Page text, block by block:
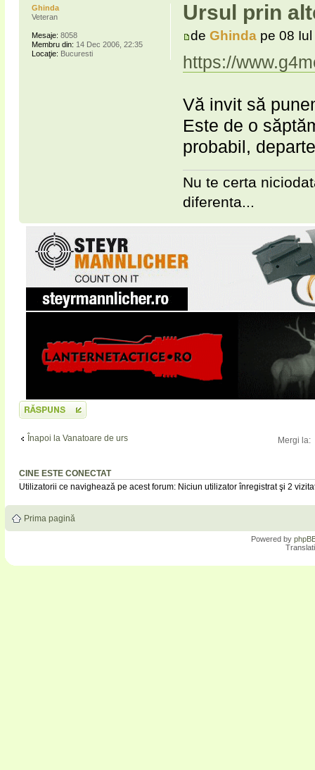
Ursul prin
deGhinda pe 08
https://
Vă invit să
Este de o
probabil,
Nu te certa
diferenta...
Ghinda
Veteran
Mesaje: 8058
Membru din: 14 Dec 2006, 22:35
Locaţie: Bucuresti
Scrie un răspuns
Înapoi la Vanatoare de urs Mergi la:
CINE ESTE CONECTAT
Utilizatorii ce navighează pe acest forum: Niciun utilizator înregistrat şi 2
Prima pagină
Powered by